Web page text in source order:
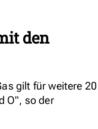
den
gilt für weitere 20
O", so der